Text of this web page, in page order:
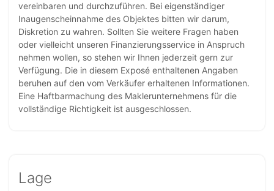
vereinbaren und durchzuführen. Bei eigenständiger
Inaugenscheinnahme des Objektes bitten wir darum,
Diskretion zu wahren. Sollten Sie weitere Fragen haben
oder vielleicht unseren Finanzierungsservice in Anspruch
nehmen wollen, so stehen wir Ihnen jederzeit gern zur
Verfügung. Die in diesem Exposé enthaltenen Angaben
beruhen auf den vom Verkäufer erhaltenen Informationen.
Eine Haftbarmachung des Maklerunternehmens für die
vollständige Richtigkeit ist ausgeschlossen.
Lage